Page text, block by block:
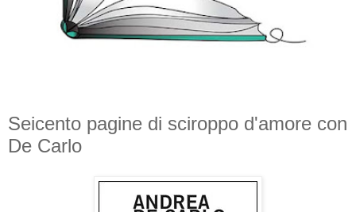
Seicento pagine di sciroppo d'amore con
De Carlo